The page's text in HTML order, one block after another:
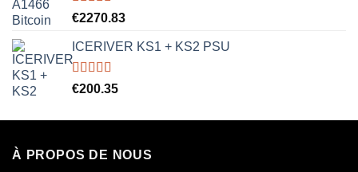
Rated5.00
€2270.83
ICERIVER KS1 + KS2 PSU
Rated5.00
€200.35
À PROPOS DE NOUS